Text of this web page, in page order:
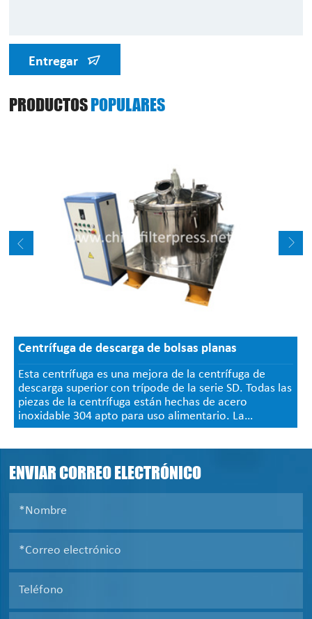
Entregar
PRODUCTOSPOPULARES
Centrífuga de descarga de bolsas planas
Esta centrífuga es una mejora de la centrífuga de
descarga superior con trípode de la serie SD. Todas las
piezas de la centrífuga están hechas de acero
inoxidable 304 apto para uso alimentario. La
centrífuga de la serie PD es bien recibida por los
ENVIAR CORREO ELECTRÓNICO